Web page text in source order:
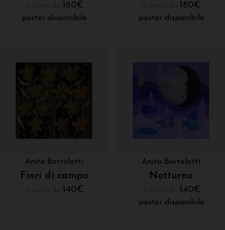
160€
poster disponibile
180€
poster disponibile
Anita Bortolotti
Fiori di campo
140€
Anita Bortolotti
Notturno
140€
poster disponibile